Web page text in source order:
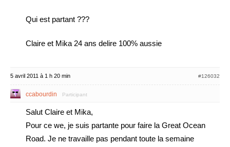
Qui est partant ???
Claire et Mika 24 ans delire 100% aussie
5 avril 2011 à 1 h 20 min #126032
ccabourdin Participant
Salut Claire et Mika,
Pour ce we, je suis partante pour faire la Great Ocean
Road. Je ne travaille pas pendant toute la semaine